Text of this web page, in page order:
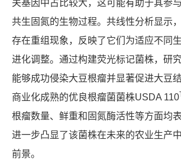
关基因中占比较大，这可能有助于其参
共生固氮的生物过程。共线性分析显示
存在重组现象，反映了它们为适应不同
进化调整。通过构建荧光标记菌株，研
能够成功侵染大豆根瘤并显著促进大豆
商业化成熟的优良根瘤菌菌株USDA 110
根瘤数量、鲜重和固氮酶活性等方面均
进一步凸显了该菌株在未来的农业生产
前景。